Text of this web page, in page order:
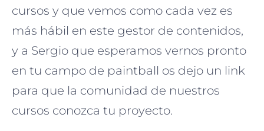
cursos y que vemos como cada vez es
más hábil en este gestor de contenidos,
y a Sergio que esperamos vernos pronto
en tu campo de paintball os dejo un link
para que la comunidad de nuestros
cursos conozca tu proyecto.